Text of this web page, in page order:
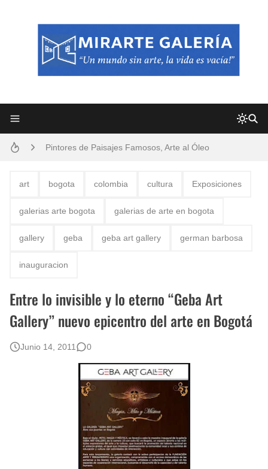
Pintores de Paisajes Famosos, Arte al Óleo
Que significan los cuadros de negras africanas?
El mundo del arte en pintura surrealista
art bogota colombia cultura Exposiciones
galerias arte bogota galerias de arte en bogota
gallery geba geba art gallery german barbosa
inauguracion
Entre lo invisible y lo eterno “Geba Art
Gallery” nuevo epicentro del arte en Bogotá
Junio 14, 2011 0